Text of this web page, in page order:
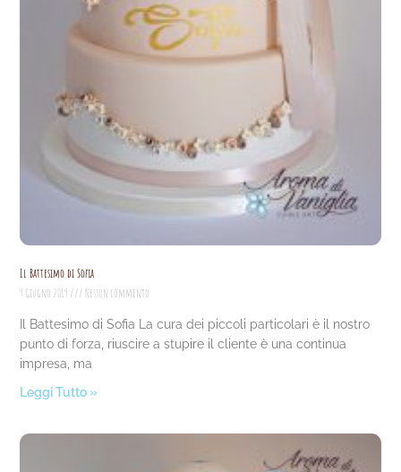
Il Battesimo di Sofia
9 Giugno 2019
Nessun commento
Il Battesimo di Sofia La cura dei piccoli particolari è il nostro
punto di forza, riuscire a stupire il cliente è una continua
impresa, ma
Leggi Tutto »